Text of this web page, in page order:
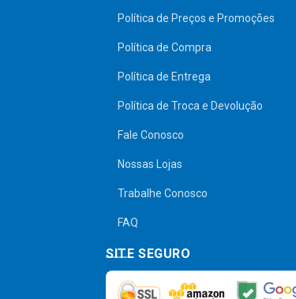
Política de Preços e Promoções
Política de Compra
Política de Entrega
Política de Troca e Devolução
Fale Conosco
Nossas Lojas
Trabalhe Conosco
FAQ
SITE SEGURO